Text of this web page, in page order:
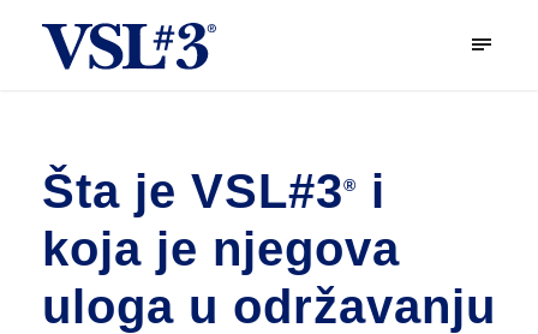
Šta je VSL#3®
i
koja je njegova
uloga u održavanju